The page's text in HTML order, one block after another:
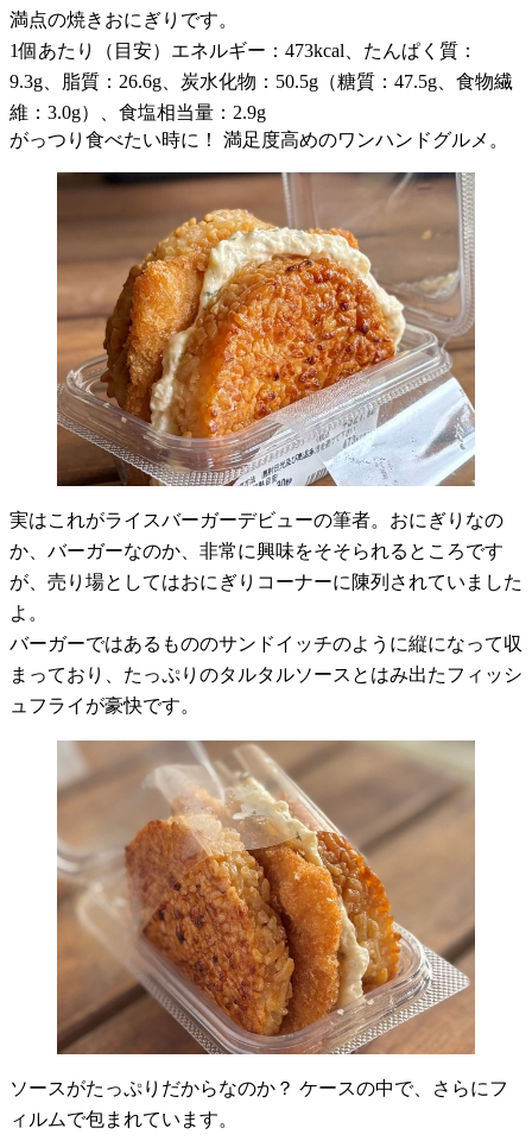
満点の焼きおにぎりです。
1個あたり（目安）エネルギー：473kcal、たんぱく質：
9.3g、脂質：26.6g、炭水化物：50.5g（糖質：47.5g、食物繊
維：3.0g）、食塩相当量：2.9g
がっつり食べたい時に！ 満足度高めのワンハンドグルメ。
実はこれがライスバーガーデビューの筆者。おにぎりなの
か、バーガーなのか、非常に興味をそそられるところです
が、売り場としてはおにぎりコーナーに陳列されていました
よ。
バーガーではあるもののサンドイッチのように縦になって収
まっており、たっぷりのタルタルソースとはみ出たフィッシ
ュフライが豪快です。
ソースがたっぷりだからなのか？ ケースの中で、さらにフ
ィルムで包まれています。